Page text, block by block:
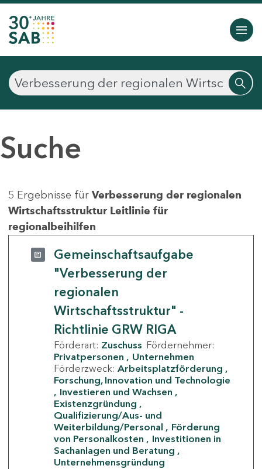
Suche
5 Ergebnisse für Verbesserung der regionalen
Wirtschaftsstruktur Leitlinie für
regionalbeihilfen
Gemeinschaftsaufgabe
"Verbesserung der
regionalen
Wirtschaftsstruktur" -
Richtlinie GRW RIGA
Förderart: Zuschuss Fördernehmer:
Privatpersonen
Unternehmen
Förderzweck: Arbeitsplatzförderung
Forschung, Innovation und Technologie
Investieren und Wachsen
Existenzgründung
Qualifizierung/Aus- und
Weiterbildung/Personal
Förderung
von Personalkosten
Investitionen in
Sachanlagen und Beratung
Unternehmensgründung